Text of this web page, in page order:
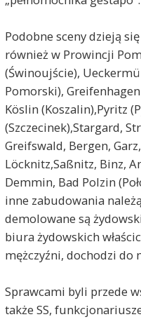
Podobne sceny dzieją
również w Prowincji
(Świnoujście),
Pomorski),
Köslin (Koszalin),Pyritz
(Szczecinek),Stargard,
Greifswald, Bergen,
Löcknitz,Saßnitz, Binz,
Demmin, Bad Polzin
inne zabudowania
demolowane są
biura żydowskich
mężczyźni, dochodzi do
Sprawcami byli przede
także SS,